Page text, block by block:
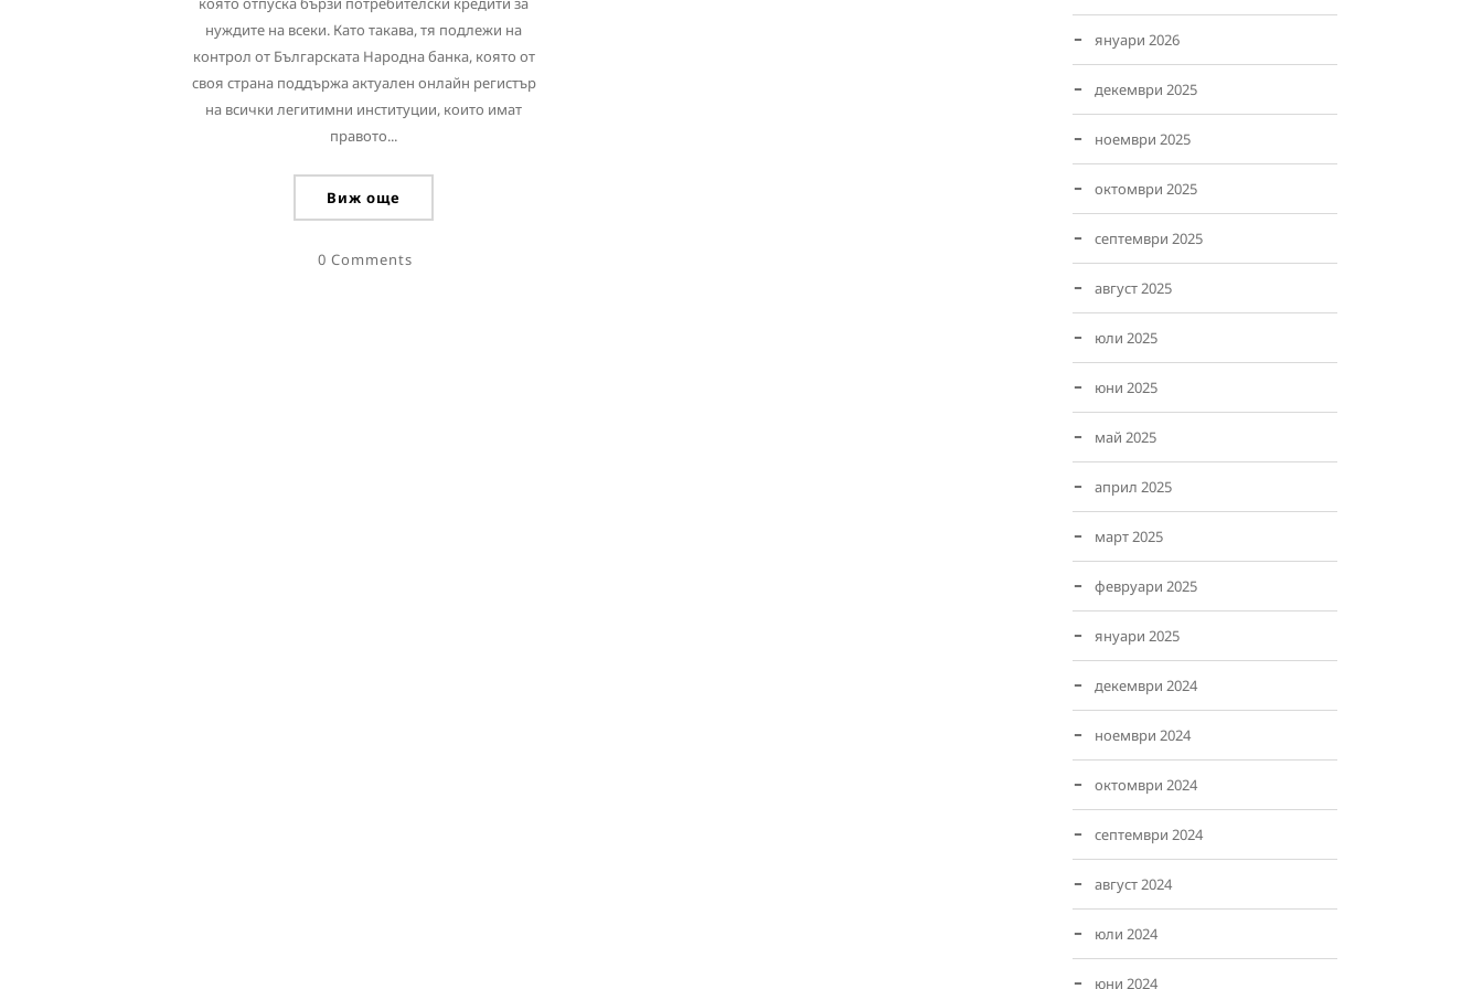
нуждите на всеки. Като такава, тя подлежи на
контрол от Българската Народна банка, която от
своя страна поддържа актуален онлайн регистър
на всички легитимни институции, които имат
правото...
Виж още
0 Comments
януари 2026
декември 2025
ноември 2025
октомври 2025
септември 2025
август 2025
юли 2025
юни 2025
май 2025
април 2025
март 2025
февруари 2025
януари 2025
декември 2024
ноември 2024
октомври 2024
септември 2024
август 2024
юли 2024
юни 2024